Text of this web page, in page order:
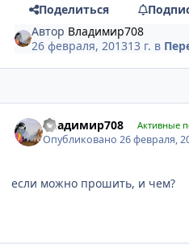
Поделиться
Автор Владимир708
26 февраля, 201313 г. в
Владимир708 Активные
Опубликовано26 февраля,
если можно прошить, и чем?